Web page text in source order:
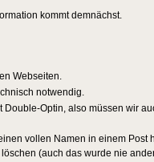
kommt demnächst.
Webseiten.
notwendig.
Optin, also müssen wir
vollen Namen in einem
(auch das wurde nie